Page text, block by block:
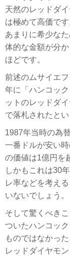
天然のレッドダ
は極めて高価です
あまりに希少な
体的な金額が分
ほどです。
前述のムサイエ
年に「ハンコッ
ットのレッドダ
で落札されたと
1987年当時の為
一番ドルが安い
の価値は1億円を
しかもこれは30
レ率などを考え
いないでしょう。
そして驚くべき
ついたハンコッ
ものではなかっ
レッドダイヤモ